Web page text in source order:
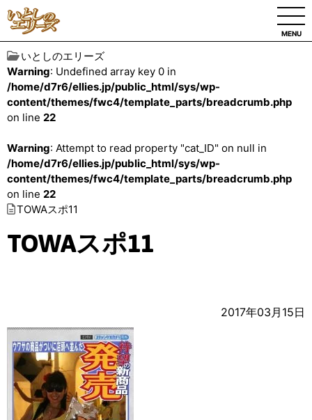
MENU
いとしのエリーズ
Warning: Undefined array key 0 in
/home/d7r6/ellies.jp/public_html/sys/wp-
content/themes/fwc4/template_parts/breadcrumb.php
on line 22
Warning: Attempt to read property "cat_ID" on null in
/home/d7r6/ellies.jp/public_html/sys/wp-
content/themes/fwc4/template_parts/breadcrumb.php
on line 22
TOWAスポ11
TOWAスポ11
2017年03月15日